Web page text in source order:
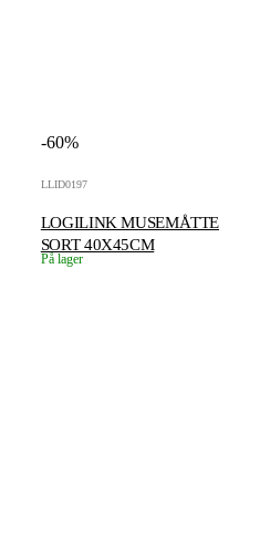
-60%
LLID0197
LOGILINK MUSEMÅTTE
SORT 40X45CM
På lager